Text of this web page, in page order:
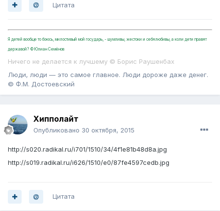
Цитата
Я детей вообще то боюсь, милостивый мой государь, - шумливы, жестоки и себялюбивы, а коли дети правят
державой? ©Юлиан Семёнов
Ничего не делается к лучшему © Борис Раушенбах
Люди, люди — это самое главное. Люди дороже даже денег.
© Ф.М. Достоевский
Хипполайт
Опубликовано 30 октября, 2015
http://s020.radikal.ru/i701/1510/34/4f1e81b48d8a.jpg
http://s019.radikal.ru/i626/1510/e0/87fe4597cedb.jpg
Цитата